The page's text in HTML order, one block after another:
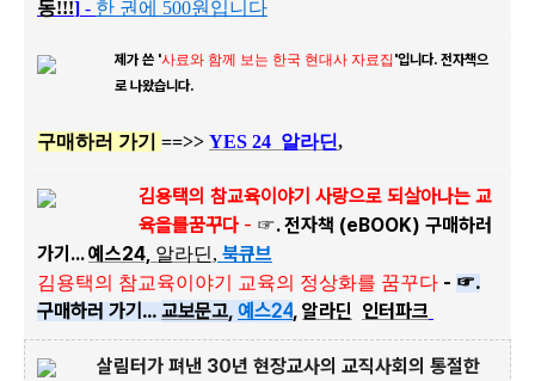
동!!!] - 한 권에 500원입니다
제가 쓴 '사료와 함께 보는 한국 현대사 자료집'입니다. 전자책으
로 나왔습니다.
구매하러 가기 ==>> YES 24 알라딘,
김용택의 참교육이야기 사랑으로 되살아나는 교
육을를꿈꾸다 - ☞. 전자책 (eBOOK) 구매하러
가기...예스24, 알라딘, 북큐브
김용택의 참교육이야기 교육의 정상화를 꿈꾸다 - ☞.
구매하러 가기... 교보문고, 예스24, 알라딘 인터파크
살림터가 펴낸 30년 현장교사의 교직사회의 통절한